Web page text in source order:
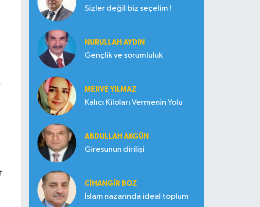
Sizler değil biz seçelim !
NURULLAH AYDIN
Gençlik ve sorumluluk
MERVE YILMAZ
Kalıcı Kiloları Vermenin Yolu
ABDULLAH AKGÜN
Giresunun dirilişi
CIHANGIR BOZ
İslam nazarında ideal toplum